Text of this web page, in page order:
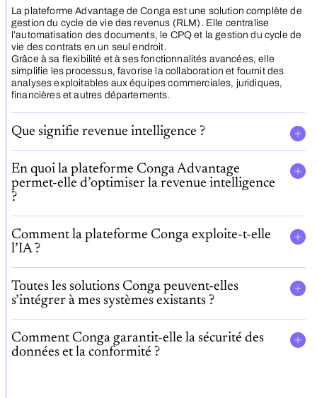
La plateforme Advantage de Conga est une solution complète de
gestion du cycle de vie des revenus (RLM). Elle centralise
l’automatisation des documents, le CPQ et la gestion du cycle de
vie des contrats en un seul endroit.
Grâce à sa flexibilité et à ses fonctionnalités avancées, elle
simplifie les processus, favorise la collaboration et fournit des
analyses exploitables aux équipes commerciales, juridiques,
financières et autres départements.
Que signifie revenue intelligence ?
En quoi la plateforme Conga Advantage
permet-elle d’optimiser la revenue intelligence
?
Comment la plateforme Conga exploite-t-elle
l’IA ?
Toutes les solutions Conga peuvent-elles
s’intégrer à mes systèmes existants ?
Comment Conga garantit-elle la sécurité des
données et la conformité ?